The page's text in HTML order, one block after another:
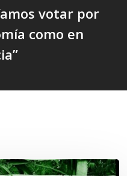
votar por
como en